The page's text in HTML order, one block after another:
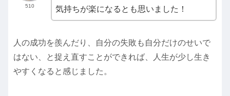
510
気持ちが楽になるとも思いました！
人の成功を羨んだり、自分の失敗も自分だけのせいで
はない、と捉え直すことができれば、人生が少し生き
やすくなると感じました。